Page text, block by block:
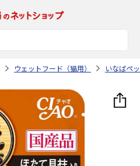
ウェットフード（猫用） いなばペ